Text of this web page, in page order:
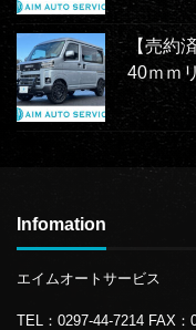
【売
40ｍｍ
Infomation
エイムオートサービス
TEL：0297-44-7214 FAX：